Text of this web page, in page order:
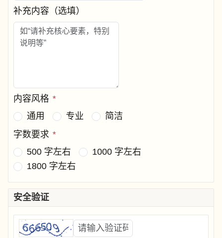
补充内容（选填）
内容风格 *
通用
专业
简洁
字数要求 *
500 字左右
1000 字左右
1800 字左右
安全验证